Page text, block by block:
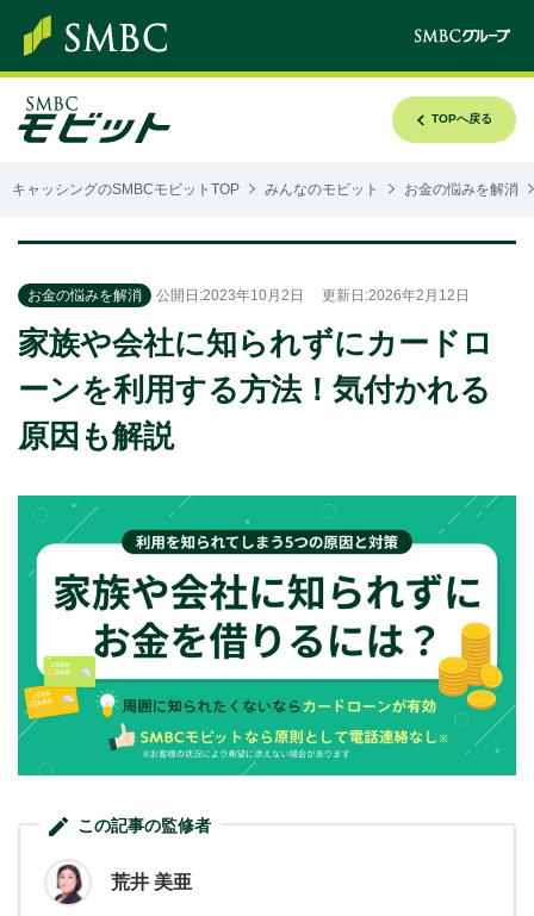
TOPへ戻る
キャッシングのSMBCモビットTOP みんなのモビット お金の悩みを解消
お金の悩みを解消 公開日:2023年10月2日 更新日:2026年2月12日
家族や会社に知られずにカードロ
ーンを利用する方法！気付かれる
原因も解説
この記事の監修者
荒井 美亜